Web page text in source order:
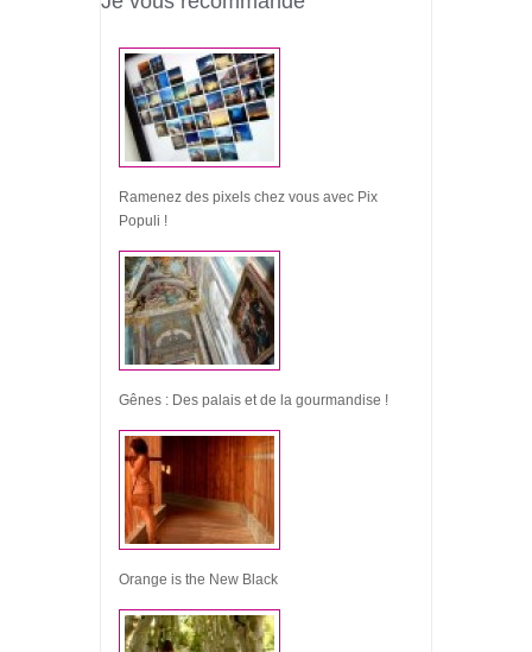
Ramenez des pixels chez vous avec Pix
Populi !
Gênes : Des palais et de la gourmandise !
Orange is the New Black